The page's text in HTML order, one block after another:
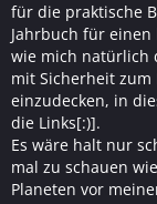
für die praktische
Jahrbuch für
wie mich natürlich
mit Sicherheit
einzudecken, in
die Links[:)].
Es wäre halt nur
mal zu schauen
Planeten vor